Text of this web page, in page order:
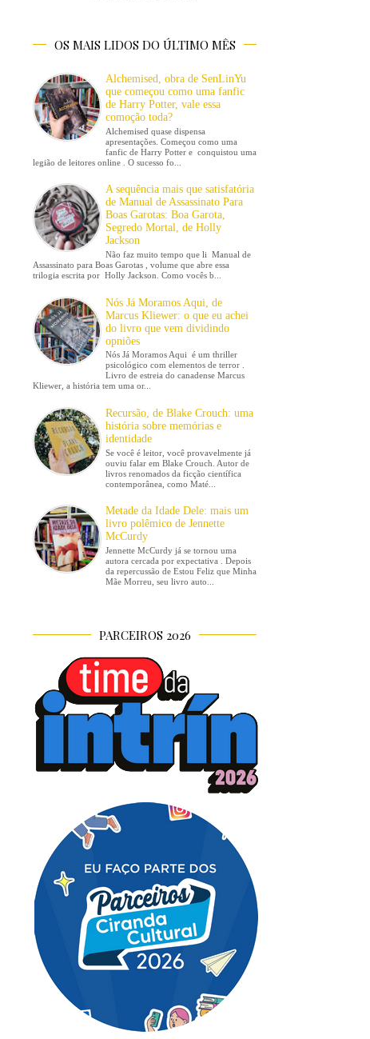
OS MAIS LIDOS DO ÚLTIMO MÊS
Alchemised, obra de SenLinYu
que começou como uma fanfic
de Harry Potter, vale essa
comoção toda?
Alchemised quase dispensa
apresentações. Começou como uma
fanfic de Harry Potter e conquistou uma
legião de leitores online . O sucesso fo...
A sequência mais que satisfatória
de Manual de Assassinato Para
Boas Garotas: Boa Garota,
Segredo Mortal, de Holly
Jackson
Não faz muito tempo que li Manual de
Assassinato para Boas Garotas , volume que abre essa
trilogia escrita por Holly Jackson. Como vocês b...
Nós Já Moramos Aqui, de
Marcus Kliewer: o que eu achei
do livro que vem dividindo
opniões
Nós Já Moramos Aqui é um thriller
psicológico com elementos de terror .
Livro de estreia do canadense Marcus
Kliewer, a história tem uma or...
Recursão, de Blake Crouch: uma
história sobre memórias e
identidade
Se você é leitor, você provavelmente já
ouviu falar em Blake Crouch. Autor de
livros renomados da ficção científica
contemporânea, como Maté...
Metade da Idade Dele: mais um
livro polêmico de Jennette
McCurdy
Jennette McCurdy já se tornou uma
autora cercada por expectativa . Depois
da repercussão de Estou Feliz que Minha
Mãe Morreu, seu livro auto...
PARCEIROS 2026